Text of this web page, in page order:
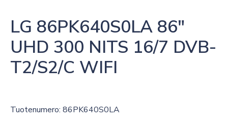
LG 86PK640S0LA 86″
UHD 300 NITS 16/7 DVB-
T2/S2/C WIFI
Tuotenumero: 86PK640S0LA